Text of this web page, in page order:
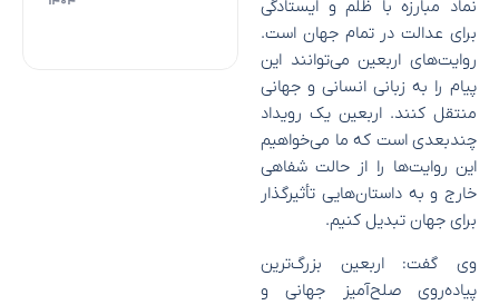
نماد مبارزه با ظلم و ایستادگی
برای عدالت در تمام جهان است.
روایت‌های اربعین می‌توانند این
پیام را به زبانی انسانی و جهانی
منتقل کنند. اربعین یک رویداد
چندبعدی است که ما می‌خواهیم
این روایت‌ها را از حالت شفاهی
خارج و به داستان‌هایی تأثیرگذار
برای جهان تبدیل کنیم.
وی گفت: اربعین بزرگ‌ترین
پیاده‌روی صلح‌آمیز جهانی و